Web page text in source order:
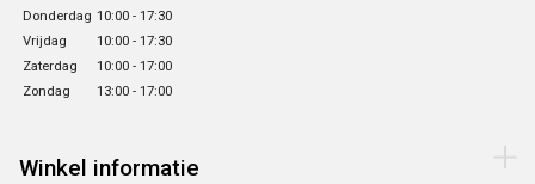
Donderdag 10:00 - 17:30
Vrijdag
10:00 - 17:30
Zaterdag
10:00 - 17:00
Zondag
13:00 - 17:00
Winkel informatie